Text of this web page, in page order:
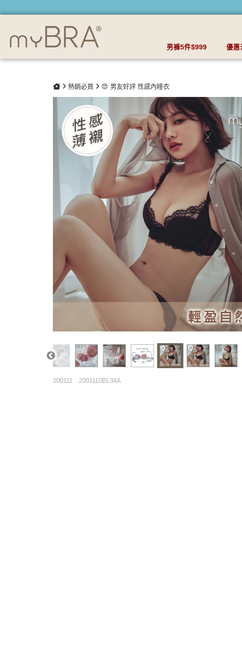
男褲5件$999 優惠
熱銷必買 😍 男友好評 性感內睡衣
200111 2001110BL34A